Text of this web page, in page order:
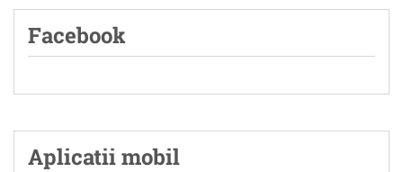
Facebook
Aplicatii mobil